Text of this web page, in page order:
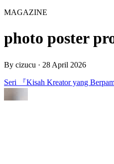
MAGAZINE
photo poster
By cizucu · 28 April 2026
Seri 『Kisah Kreator yang